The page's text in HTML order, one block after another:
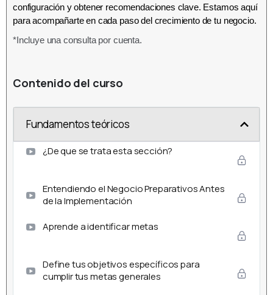
configuración y obtener recomendaciones clave. Estamos aquí
para acompañarte en cada paso del crecimiento de tu negocio.
*Incluye una consulta por cuenta.
Contenido del curso
Fundamentos teóricos
¿De que se trata esta sección?
Entendiendo el Negocio Preparativos Antes
de la Implementación
Aprende a identificar metas
Define tus objetivos específicos para
cumplir tus metas generales